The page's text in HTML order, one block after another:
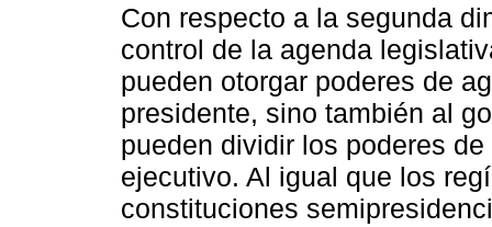
Con respecto a la segunda
control de la agenda
pueden otorgar poderes de
presidente, sino también al
pueden dividir los poderes
ejecutivo. Al igual que los
constituciones